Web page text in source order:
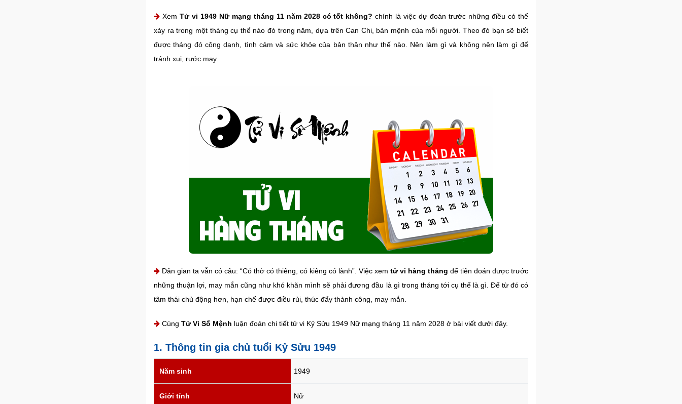
Xem Tử vi 1949 Nữ mạng tháng 11 năm 2028 có tốt không? chính là việc dự đoán trước những điều có thể
xảy ra trong một tháng cụ thể nào đó trong năm, dựa trên Can Chi, bản mệnh của mỗi người. Theo đó bạn sẽ biết
được tháng đó công danh, tình cảm và sức khỏe của bản thân như thế nào. Nên làm gì và không nên làm gì để
tránh xui, rước may.
Dân gian ta vẫn có câu: “Có thờ có thiêng, có kiêng có lành”. Việc xem tử vi hàng tháng để tiên đoán được trước
những thuận lợi, may mắn cũng như khó khăn mình sẽ phải đương đầu là gì trong tháng tới cụ thể là gì. Để từ đó có
tâm thái chủ động hơn, hạn chế được điều rủi, thúc đẩy thành công, may mắn.
Cùng Tử Vi Số Mệnh luận đoán chi tiết tử vi Kỷ Sửu 1949 Nữ mạng tháng 11 năm 2028 ở bài viết dưới đây.
1. Thông tin gia chủ tuổi Kỷ Sửu 1949
Năm sinh 1949
Giới tính Nữ